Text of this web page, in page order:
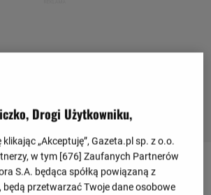
Royal Antwerp - Sporting
Drogi Użytkowniku,
„Akceptuję”, Gazeta.pl sp. z o.o.
w tym [676] Zaufanych Partnerów
S.A. będąca spółką powiązaną z
będą przetwarzać Twoje dane osobowe